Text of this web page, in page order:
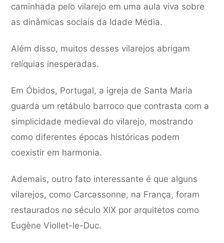
caminhada pelo vilarejo em uma aula viva sobre
as dinâmicas sociais da Idade Média.
Além disso, muitos desses vilarejos abrigam
relíquias inesperadas.
Em Óbidos, Portugal, a igreja de Santa Maria
guarda um retábulo barroco que contrasta com a
simplicidade medieval do vilarejo, mostrando
como diferentes épocas históricas podem
coexistir em harmonia.
Ademais, outro fato interessante é que alguns
vilarejos, como Carcassonne, na França, foram
restaurados no século XIX por arquitetos como
Eugène Viollet-le-Duc.